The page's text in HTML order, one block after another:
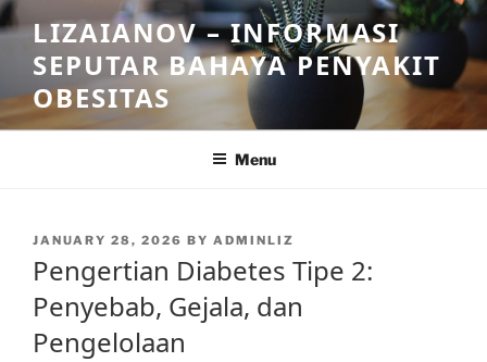
Skip
to
content
LIZAIANOV – INFORMASI
SEPUTAR BAHAYA PENYAKIT
OBESITAS
Menu
POSTED
JANUARY 28, 2026 BY ADMINLIZ
Pengertian Diabetes Tipe 2:
Penyebab, Gejala, dan
Pengelolaan